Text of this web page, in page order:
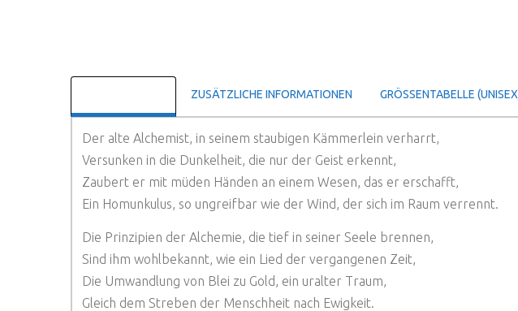
ZUSÄTZLICHE INFORMATIONEN GRÖSSENTABELLE (UNISEX)
Der alte Alchemist, in seinem staubigen Kämmerlein verharrt,
Versunken in die Dunkelheit, die nur der Geist erkennt,
Zaubert er mit müden Händen an einem Wesen, das er erschafft,
Ein Homunkulus, so ungreifbar wie der Wind, der sich im Raum verrennt.
Die Prinzipien der Alchemie, die tief in seiner Seele brennen,
Sind ihm wohlbekannt, wie ein Lied der vergangenen Zeit,
Die Umwandlung von Blei zu Gold, ein uralter Traum,
Gleich dem Streben der Menschheit nach Ewigkeit.